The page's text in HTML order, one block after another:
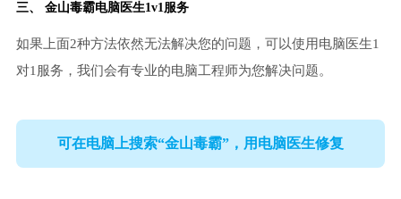
三、 金山毒霸电脑医生1v1服务
如果上面2种方法依然无法解决您的问题，可以使用电脑医生1
对1服务，我们会有专业的电脑工程师为您解决问题。
可在电脑上搜索“金山毒霸”，用电脑医生修复